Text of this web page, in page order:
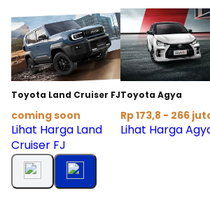
Toyota Land Cruiser FJ
coming soon
Lihat Harga Land
Cruiser FJ
Toyota Agya
Rp 173,8 - 266
Lihat Harga